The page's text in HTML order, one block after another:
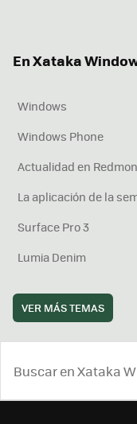
En Xataka
Windows
Windows Phone
Actualidad en
La aplicación de la
Surface Pro 3
Lumia Denim
VER MÁS TEMAS